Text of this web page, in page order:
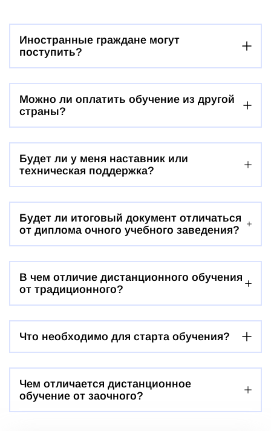
Иностранные граждане могут
поступить?
Можно ли оплатить обучение из другой
страны?
Будет ли у меня наставник или
техническая поддержка?
Будет ли итоговый документ отличаться
от диплома очного учебного заведения?
В чем отличие дистанционного обучения
от традиционного?
Что необходимо для старта обучения?
Чем отличается дистанционное
обучение от заочного?